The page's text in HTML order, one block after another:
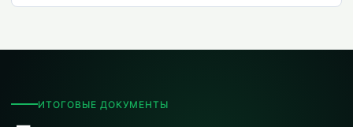
ИТОГОВЫЕ ДОКУМЕНТЫ